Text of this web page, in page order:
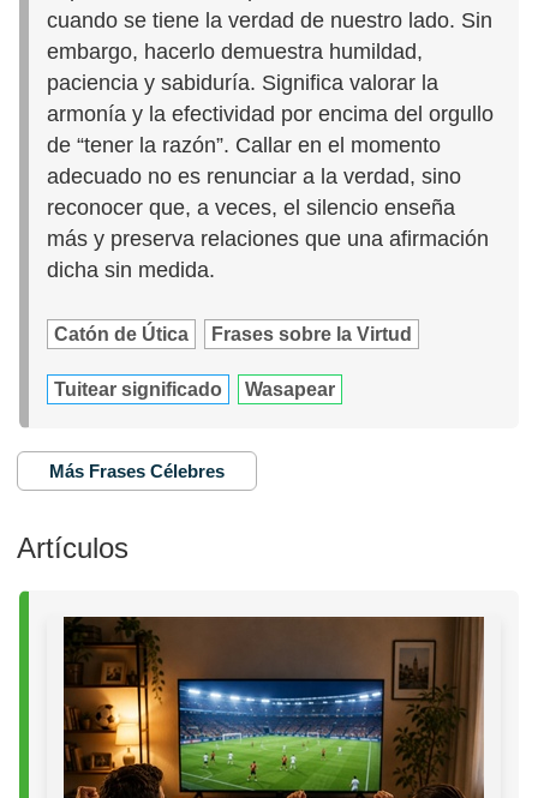
cuando se tiene la verdad de nuestro lado. Sin
embargo, hacerlo demuestra humildad,
paciencia y sabiduría. Significa valorar la
armonía y la efectividad por encima del orgullo
de “tener la razón”. Callar en el momento
adecuado no es renunciar a la verdad, sino
reconocer que, a veces, el silencio enseña
más y preserva relaciones que una afirmación
dicha sin medida.
Catón de Útica Frases sobre la Virtud
Tuitear significado Wasapear
Más Frases Célebres
Artículos